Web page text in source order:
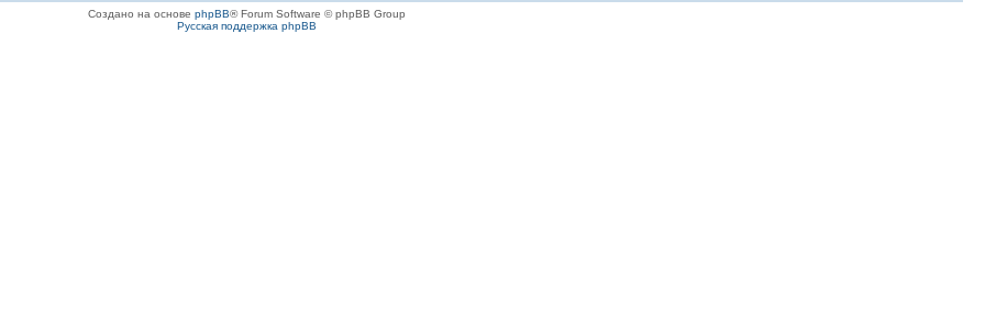
Создано на основе phpBB® Forum Software © phpBB Group
Русская поддержка phpBB